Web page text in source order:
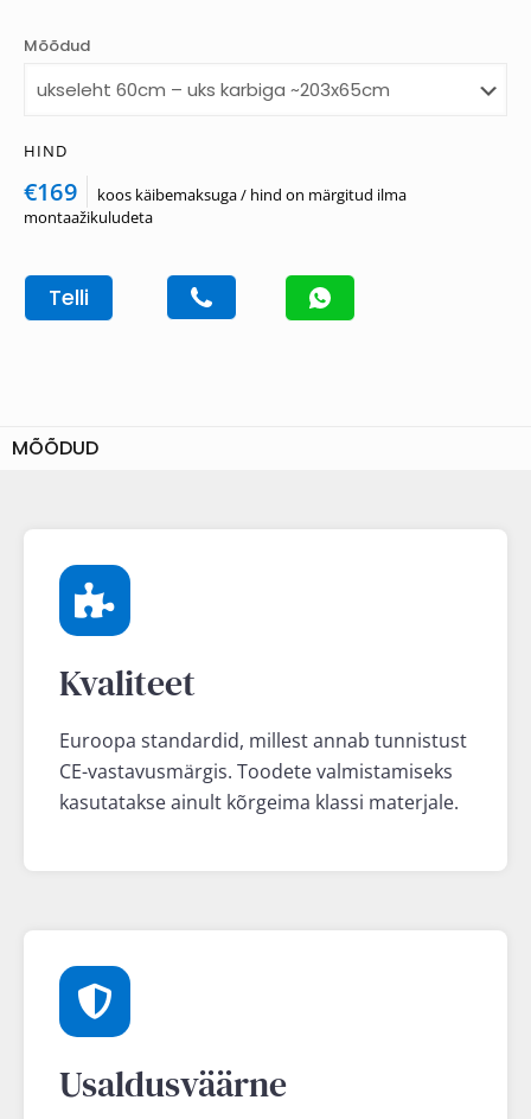
Mõõdud
HIND
€169
koos käibemaksuga / hind on märgitud ilma
montaažikuludeta
Telli
MÕÕDUD
Kvaliteet
Euroopa standardid, millest annab tunnistust
CE-vastavusmärgis. Toodete valmistamiseks
kasutatakse ainult kõrgeima klassi materjale.
Usaldusväärne